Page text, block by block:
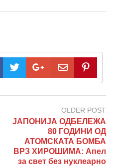
OLDER POST
ЈАПОНИЈА ОДБЕЛЕЖА
80 ГОДИНИ ОД
АТОМСКАТА БОМБА
ВРЗ ХИРОШИМА: Апел
за свет без нуклеарно